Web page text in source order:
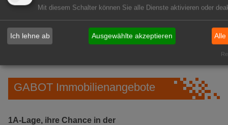
Gärtnerei Hanns
Logistikhalle
Herongen
GABOT Immobilienangebote
1A-Lage, ihre Chance in der
Mit diesem Schalter können Sie alle Dienste aktivieren oder
Ich lehne ab Ausgewählte akzeptieren Alle